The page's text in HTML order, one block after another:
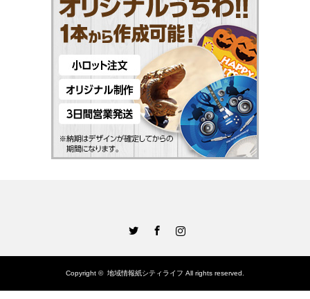
Copyright © 地域情報紙シティライフ All rights reserved.